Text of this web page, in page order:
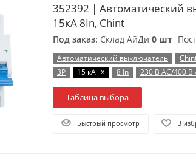
352392 | Автоматический
15кА 8In, Chint
Под заказ: Склад АйДи 0 шт
Автоматический выключатель
3P
15 кА x 8 In 230 В AC/400 В
Таблица выбора
Быстрый просмотр В